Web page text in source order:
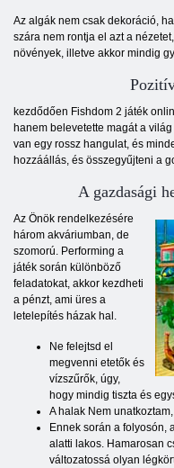
Az algák nem csak dekoráció,
szára nem rontja el azt a
növények, illetve akkor mindig
kezdődően Fishdom 2 játék
hanem belevetette magát a
van egy rossz hangulat, és
hozzáállás, és összegyűjteni a
A gazdasági
Az Önök rendelkezésére
három akváriumban, de
szomorú. Performing a
játék során különböző
feladatokat, akkor kezdheti
a pénzt, ami üres a
letelepítés házak hal.
Ne felejtsd el
megvenni etetők és
vízszűrők, úgy,
hogy mindig tiszta és
A halak Nem
Ennek során a folyosón,
alatti lakos. Hamarosan
változatossá olyan